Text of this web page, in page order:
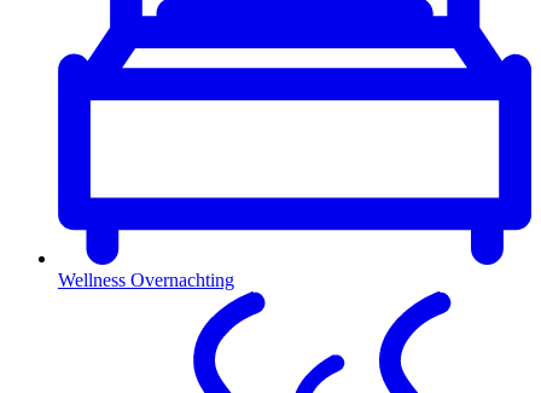
Wellness Overnachting